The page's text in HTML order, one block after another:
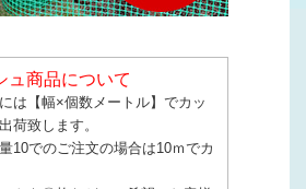
ュ商品について
は【幅×個数メートル】でカッ
荷致します。
10でのご注文の場合は10ｍでカ